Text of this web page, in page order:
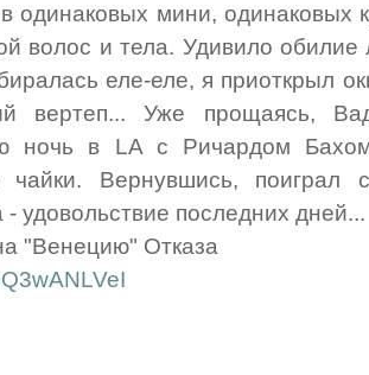
мини, одинаковых
волос и тела. Удивило
еле-еле, я приоткрыл
вертеп... Уже прощаясь,
ночь в LA c Ричардом
Вернувшись, поиграл
удовольствие последних дней...
"Венецию" Отказа